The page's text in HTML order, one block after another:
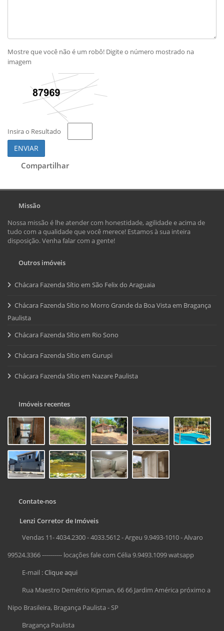
Mostre que você não é um robô! Digite o número mostrado na
imagem
Insira o Resultado
ENVIAR
Compartilhar
Missão
Nossa missão é lhe atender com honestidade, agilidade e acima de
tudo com a qualidade que você merece! Estamos à sua inteira
disposição. Venha falar com a gente!
Outros imóveis
Chácara Fazenda Sítio em São Felix do Araguaia
Chácara Fazenda Sítio no Morro Grande da Boa Vista em Bragança
Paulista
Chácara Fazenda Sítio em Rio Sono
Chácara Fazenda Sítio em Gurupi
Chácara Fazenda Sítio em Nazare Paulista
Imóveis recentes
Contate-nos
Lenzi Corretor de Imóveis
Vendas 11- 4034.2300 - 4033.5612 - Argeu 9.9493-1010 - Alvaro
99524.3366 ---------- locações fale com Célia 9.9493.1099 watsapp
E-mail :Clique aqui
Rua Maestro Demétrio Kipman, 66 66 Jardim América próximo a
Nipo Brasileira, Bragança Paulista - SP
Bragança Paulista